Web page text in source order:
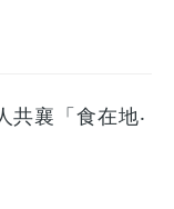
襄「食在地‧